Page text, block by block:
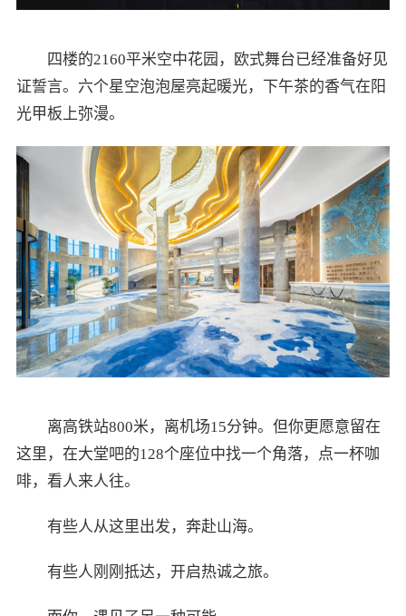
四楼的2160平米空中花园，欧式舞台已经准备好见
证誓言。六个星空泡泡屋亮起暖光，下午茶的香气在阳
光甲板上弥漫。
离高铁站800米，离机场15分钟。但你更愿意留在
这里，在大堂吧的128个座位中找一个角落，点一杯咖
啡，看人来人往。
有些人从这里出发，奔赴山海。
有些人刚刚抵达，开启热诚之旅。